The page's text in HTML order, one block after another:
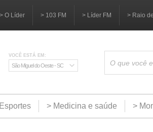
> O Líder > 103 FM > Líder FM > Raio
VOCÊ ESTÁ EM:
São Miguel do Oeste - SC
> Medicina e saúde >